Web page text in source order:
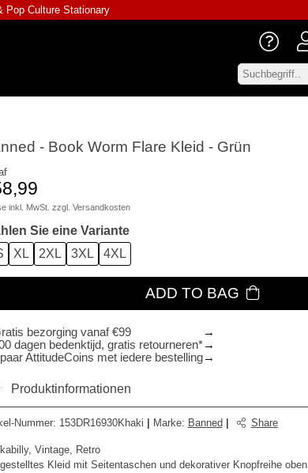
Pop Culture Stationary
- Book Worm Flare Kleid - Grün
inkl. MwSt. zzgl. Versandkosten
Sie eine Variante
XL 2XL 3XL 4XL
ADD TO BAG
bezorging vanaf €99
dagen bedenktijd, gratis retourneren*
AttitudeCoins met iedere bestelling
Produktinformationen
Nummer: 153DR16930Khaki Marke: Banned Share
Vintage, Retro
Kleid mit Seitentaschen und dekorativer Knopfreihe oben